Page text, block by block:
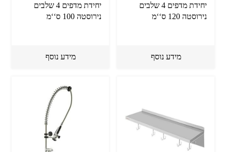
יחידת מדפים 4 שלבים
נירוסטה 120 ס‘‘מ
מידע נוסף
יחידת מדפים 4 שלבים
נירוסטה 100 ס‘‘מ
מידע נוסף